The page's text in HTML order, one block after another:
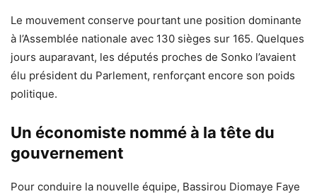
Le mouvement conserve pourtant une position dominante
à l’Assemblée nationale avec 130 sièges sur 165. Quelques
jours auparavant, les députés proches de Sonko l’avaient
élu président du Parlement, renforçant encore son poids
politique.
Un économiste nommé à la tête du
gouvernement
Pour conduire la nouvelle équipe, Bassirou Diomaye Faye